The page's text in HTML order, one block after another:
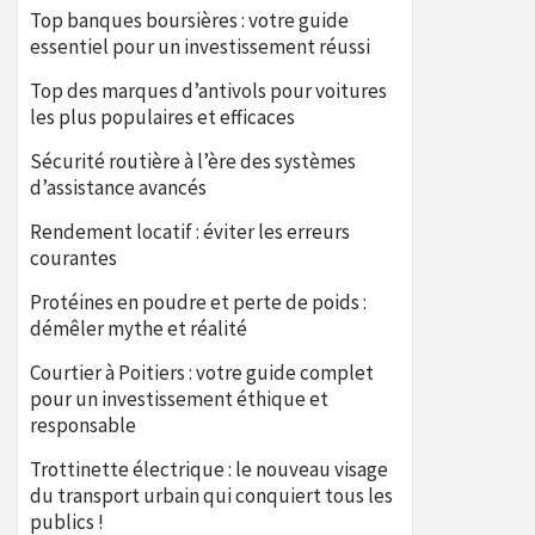
Top banques boursières : votre guide
essentiel pour un investissement réussi
Top des marques d’antivols pour voitures
les plus populaires et efficaces
Sécurité routière à l’ère des systèmes
d’assistance avancés
Rendement locatif : éviter les erreurs
courantes
Protéines en poudre et perte de poids :
démêler mythe et réalité
Courtier à Poitiers : votre guide complet
pour un investissement éthique et
responsable
Trottinette électrique : le nouveau visage
du transport urbain qui conquiert tous les
publics !